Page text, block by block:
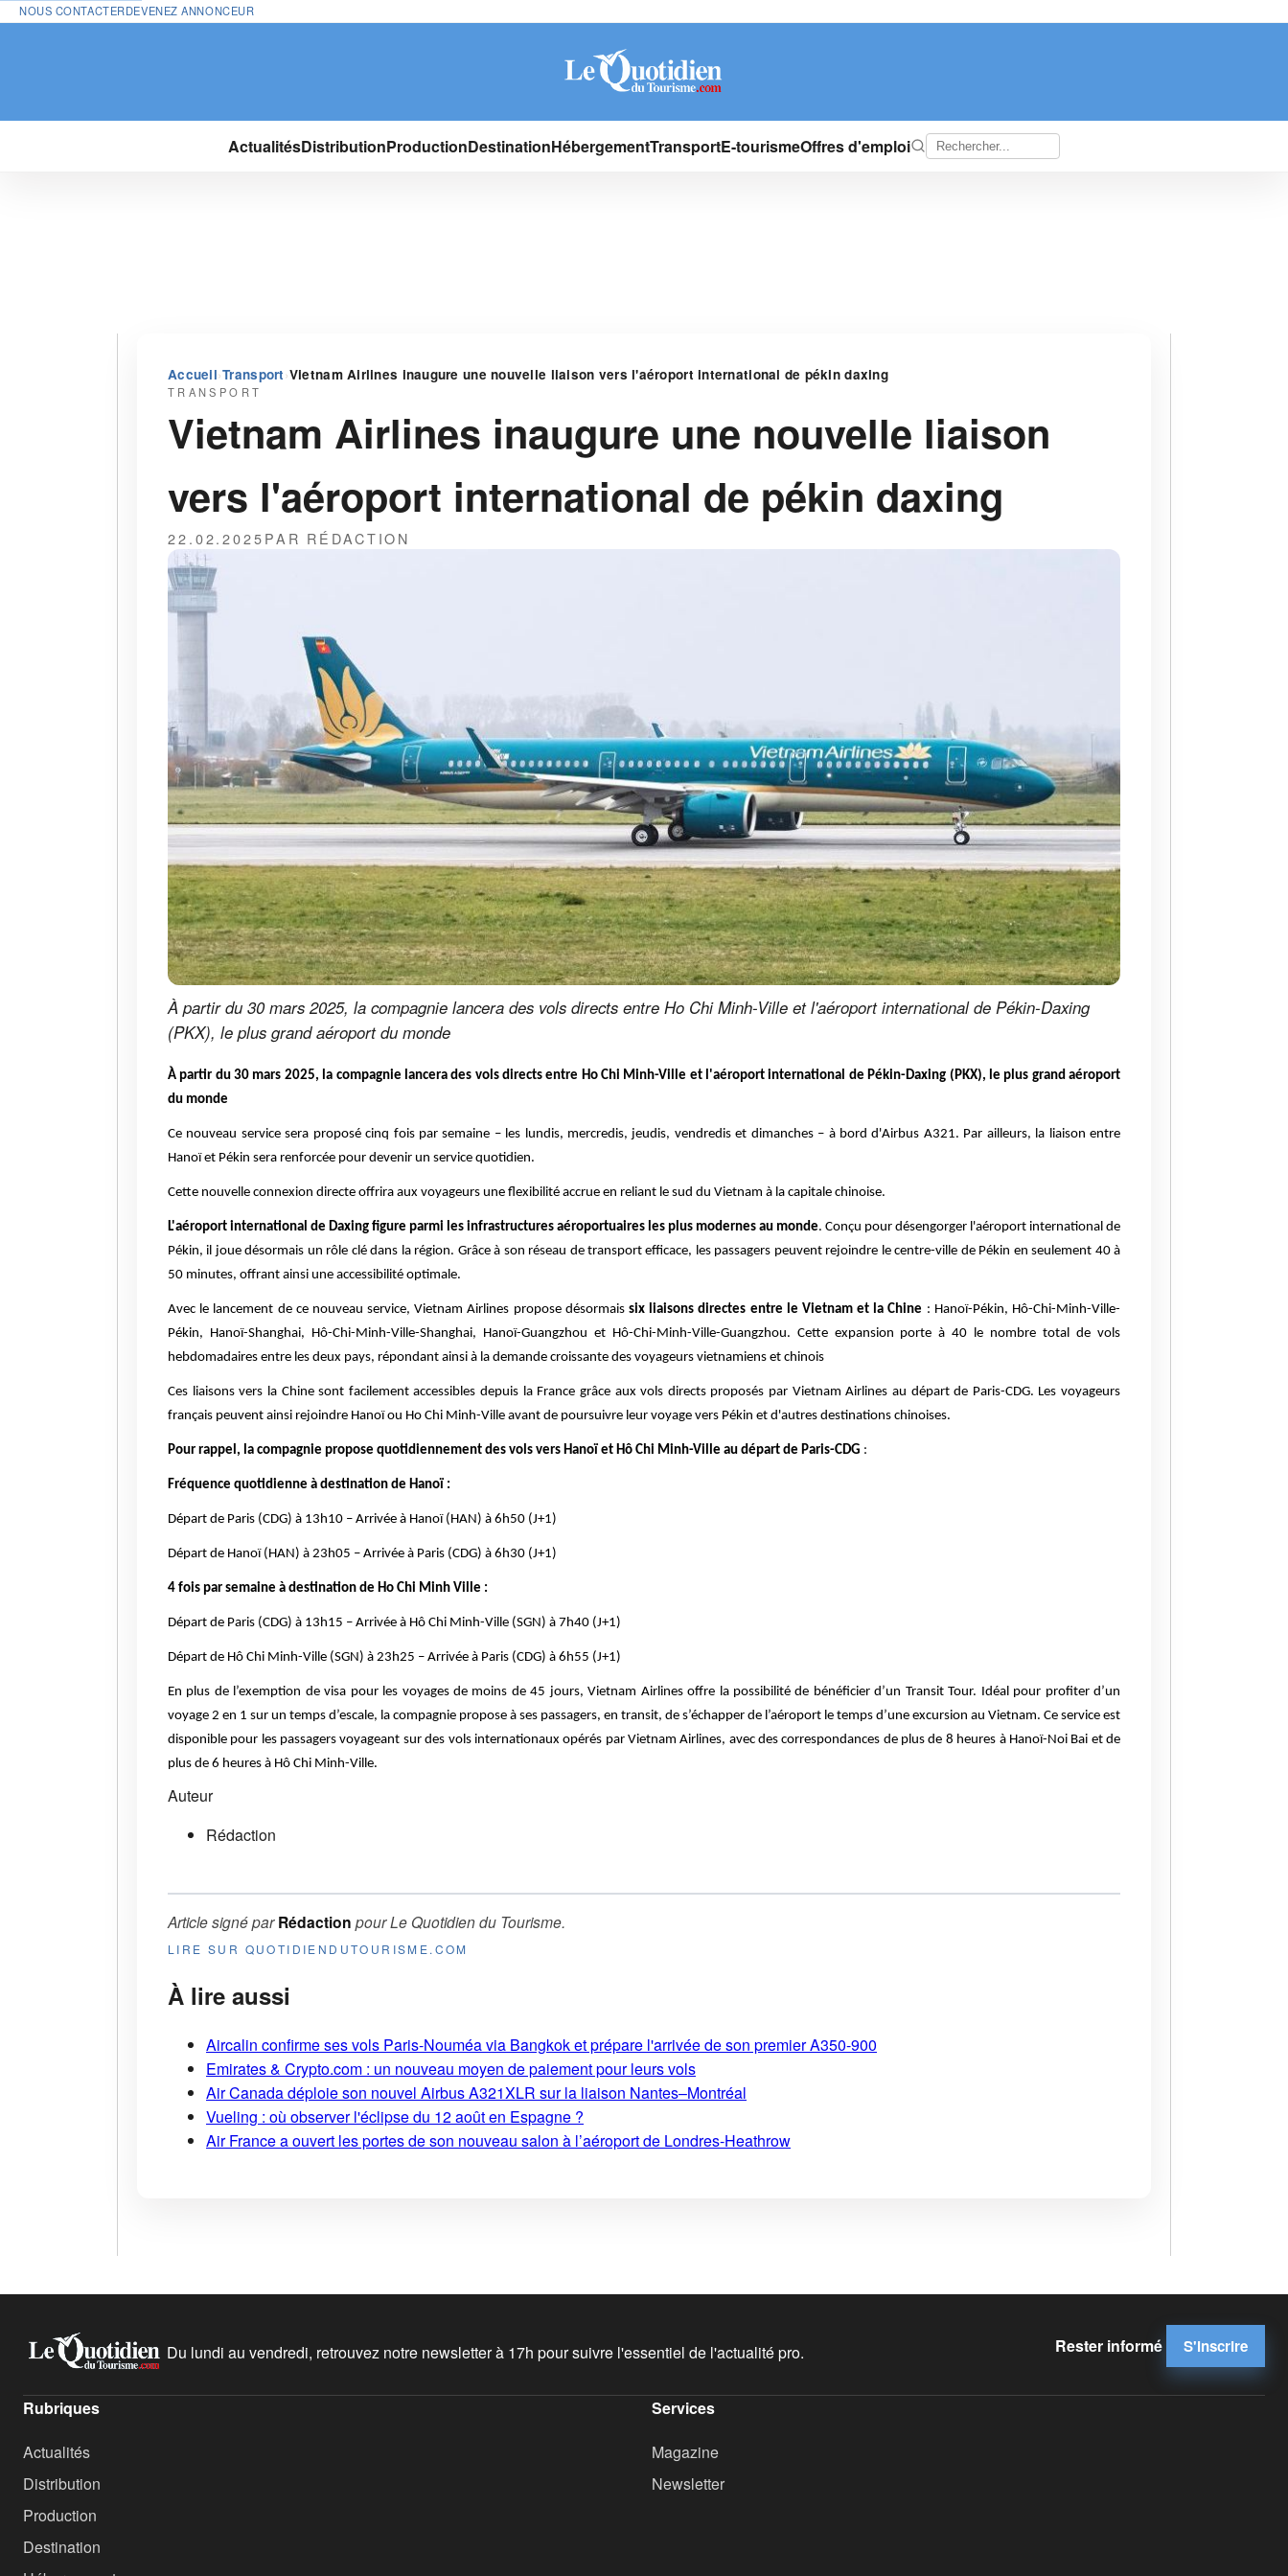
NOUS CONTACTERDEVENEZ ANNONCEUR
ActualitésDistributionProductionDestinationHébergementTransportE-tourismeOffres d'emploi
Accueil›Transport ›Vietnam Airlines inaugure une nouvelle liaison vers l'aéroport international de pékin daxing
TRANSPORT
Vietnam Airlines inaugure une nouvelle liaison
vers l'aéroport international de pékin daxing
22.02.2025PAR RÉDACTION
À partir du 30 mars 2025, la compagnie lancera des vols directs entre Ho Chi Minh-Ville et l'aéroport international de Pékin-Daxing
(PKX), le plus grand aéroport du monde
À partir du 30 mars 2025, la compagnie lancera des vols directs entre Ho Chi Minh-Ville et l'aéroport international de Pékin-Daxing (PKX), le plus grand aéroport
du monde
Ce nouveau service sera proposé cinq fois par semaine – les lundis, mercredis, jeudis, vendredis et dimanches – à bord d'Airbus A321. Par ailleurs, la liaison entre
Hanoï et Pékin sera renforcée pour devenir un service quotidien.
Cette nouvelle connexion directe offrira aux voyageurs une flexibilité accrue en reliant le sud du Vietnam à la capitale chinoise.
L'aéroport international de Daxing figure parmi les infrastructures aéroportuaires les plus modernes au monde. Conçu pour désengorger l'aéroport international de
Pékin, il joue désormais un rôle clé dans la région. Grâce à son réseau de transport efficace, les passagers peuvent rejoindre le centre-ville de Pékin en seulement 40 à
50 minutes, offrant ainsi une accessibilité optimale.
Avec le lancement de ce nouveau service, Vietnam Airlines propose désormais six liaisons directes entre le Vietnam et la Chine : Hanoï-Pékin, Hô-Chi-Minh-Ville-
Pékin, Hanoï-Shanghai, Hô-Chi-Minh-Ville-Shanghai, Hanoï-Guangzhou et Hô-Chi-Minh-Ville-Guangzhou. Cette expansion porte à 40 le nombre total de vols
hebdomadaires entre les deux pays, répondant ainsi à la demande croissante des voyageurs vietnamiens et chinois
Ces liaisons vers la Chine sont facilement accessibles depuis la France grâce aux vols directs proposés par Vietnam Airlines au départ de Paris-CDG. Les voyageurs
français peuvent ainsi rejoindre Hanoï ou Ho Chi Minh-Ville avant de poursuivre leur voyage vers Pékin et d'autres destinations chinoises.
Pour rappel, la compagnie propose quotidiennement des vols vers Hanoï et Hô Chi Minh-Ville au départ de Paris-CDG :
Fréquence quotidienne à destination de Hanoï :
Départ de Paris (CDG) à 13h10 – Arrivée à Hanoï (HAN) à 6h50 (J+1)
Départ de Hanoï (HAN) à 23h05 – Arrivée à Paris (CDG) à 6h30 (J+1)
4 fois par semaine à destination de Ho Chi Minh Ville :
Départ de Paris (CDG) à 13h15 – Arrivée à Hô Chi Minh-Ville (SGN) à 7h40 (J+1)
Départ de Hô Chi Minh-Ville (SGN) à 23h25 – Arrivée à Paris (CDG) à 6h55 (J+1)
En plus de l’exemption de visa pour les voyages de moins de 45 jours, Vietnam Airlines offre la possibilité de bénéficier d’un Transit Tour. Idéal pour profiter d’un
voyage 2 en 1 sur un temps d’escale, la compagnie propose à ses passagers, en transit, de s’échapper de l’aéroport le temps d’une excursion au Vietnam. Ce service est
disponible pour les passagers voyageant sur des vols internationaux opérés par Vietnam Airlines, avec des correspondances de plus de 8 heures à Hanoï-Noi Bai et de
plus de 6 heures à Hô Chi Minh-Ville.
Auteur
Rédaction
Article signé parRédaction pourLe Quotidien du Tourisme.
LIRE SUR QUOTIDIENDUTOURISME.COM
À lire aussi
Aircalin confirme ses vols Paris-Nouméa via Bangkok et prépare l'arrivée de son premier A350-900
Emirates & Crypto.com : un nouveau moyen de paiement pour leurs vols
Air Canada déploie son nouvel Airbus A321XLR sur la liaison Nantes–Montréal
Vueling : où observer l'éclipse du 12 août en Espagne ?
Air France a ouvert les portes de son nouveau salon à l’aéroport de Londres-Heathrow
Du lundi au vendredi, retrouvez notre newsletter à 17h pour suivre l'essentiel de l'actualité pro. Rester informé S'inscrire
Rubriques
Actualités
Distribution
Production
Destination
Services
Magazine
Newsletter